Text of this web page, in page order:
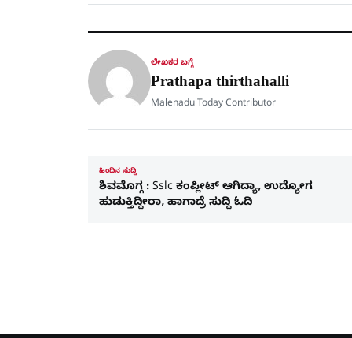
ಲೇಖಕರ ಬಗ್ಗೆ
Prathapa thirthahalli
Malenadu Today Contributor
ಹಿಂದಿನ ಸುದ್ದಿ
ಶಿವಮೊಗ್ಗ : Sslc ಕಂಪ್ಲೀಟ್​ ಆಗಿದ್ಯಾ, ಉದ್ಯೋಗ
ಹುಡುಕ್ತಿದ್ದೀರಾ, ಹಾಗಾದ್ರೆ ಸುದ್ದಿ ಓದಿ